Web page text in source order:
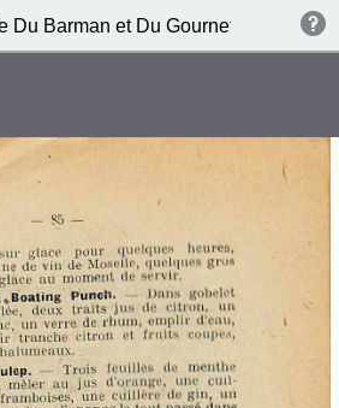
Du Barman et Du Gournet Chic (1ere